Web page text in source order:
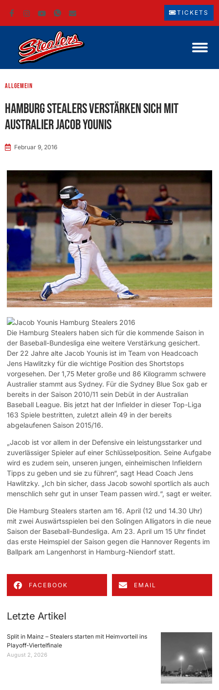
TICKETS
Allgemein
Hamburg Stealers verstärken sich mit
Australier Jacob Younis
Februar 9, 2016
Die Hamburg Stealers haben sich für die kommende Saison in
der Baseball-Bundesliga eine weitere Verstärkung gesichert.
Der 22 Jahre alte Jacob Younis ist im Team von Headcoach
Jens Hawlitzky für die wichtige Position des Shortstops
vorgesehen. Der 1,75 Meter große und 86 Kilogramm schwere
Australier stammt aus Sydney. Für die Sydney Blue Sox gab er
bereits in der Saison 2010/11 sein Debüt in der Australian
Baseball League. Bis jetzt hat der Infielder in dieser Top-Liga
163 Spiele bestritten, zuletzt allein 49 in der bereits
abgelaufenen Saison 2015/16.
„Jacob ist vor allem in der Defensive ein leistungsstarker und
zuverlässiger Spieler auf einer Schlüsselposition. Seine Aufgabe
wird es zudem sein, unseren jungen, einheimischen Infieldern
Tipps zu geben und sie zu führen“, sagt Head Coach Jens
Hawlitzky. „Ich bin sicher, dass Jacob sowohl sportlich als auch
menschlich sehr gut in unser Team passen wird.“, sagt er weiter.
Die Hamburg Stealers starten am 16. April (12 und 14.30 Uhr)
mit zwei Auswärtsspielen bei den Solingen Alligators in die neue
Saison der Baseball-Bundesliga. Am 23. April um 15 Uhr findet
das erste Heimspiel der Saison gegen die Hannover Regents im
Ballpark am Langenhorst in Hamburg-Niendorf statt.
FACEBOOK EMAIL
Letzte Artikel
Split in Mainz – Stealers starten mit Heimvorteil ins
Playoff-Viertelfinale
August 2, 2026